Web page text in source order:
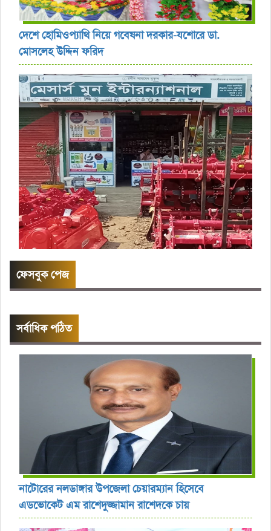
দেশে হোমিওপ্যাথি নিয়ে গবেষনা দরকার-যশোরে ডা.
মোসলেহ উদ্দিন ফরিদ
ফেসবুক পেজ
সর্বাধিক পঠিত
নাটোরের নলডাঙ্গার উপজেলা চেয়ারম্যান হিসেবে
এডভোকেট এম রাশেদুজ্জামান রাশেদকে চায়